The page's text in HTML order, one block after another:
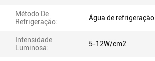
Método De
Refrigeração:
Água de refrigeração
Intensidade
Luminosa:
5-12W/cm2